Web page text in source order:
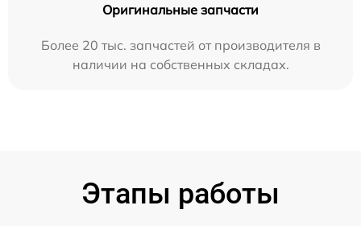
Оригинальные запчасти
Более 20 тыс. запчастей от производителя в
наличии на собственных складах.
Этапы работы